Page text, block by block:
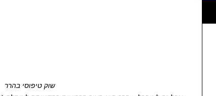
שוק טיפוסי בהרר